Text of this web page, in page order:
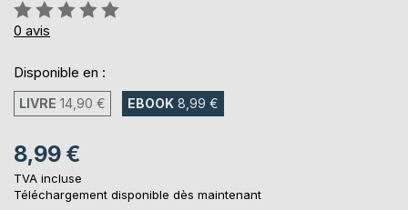
Évaluation:
0%
0 avis
Disponible en :
LIVRE 14,90 € EBOOK 8,99 €
8,99 €
TVA incluse
Téléchargement disponible dès maintenant